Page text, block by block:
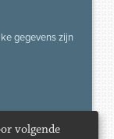
gegevens zijn
volgende